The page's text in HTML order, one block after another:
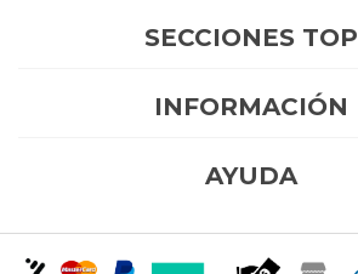
SECCIONES TOP
INFORMACIÓN
AYUDA